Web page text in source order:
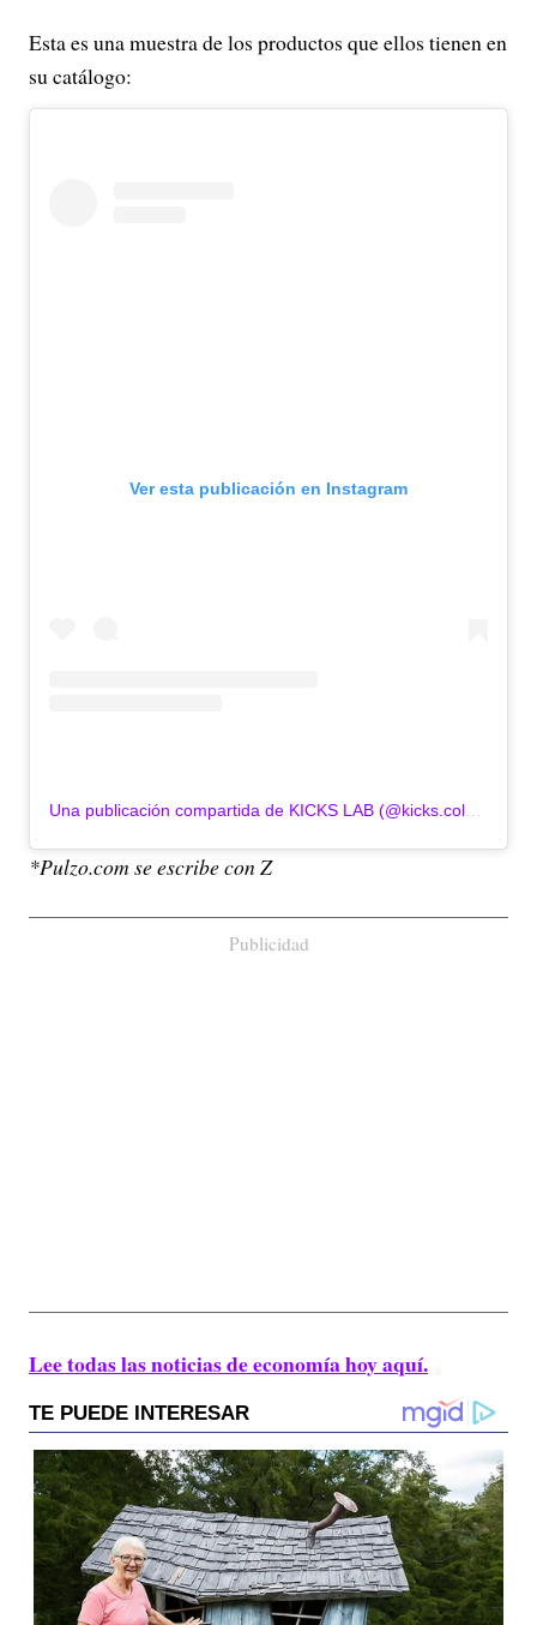
Esta es una muestra de los productos que ellos tienen en
su catálogo:
Ver esta publicación en Instagram
*Pulzo.com se escribe con Z
Publicidad
Lee todas las noticias de economía hoy aquí.